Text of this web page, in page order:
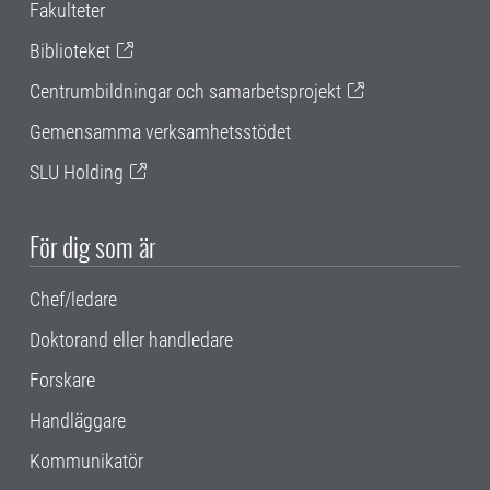
Fakulteter
Biblioteket
Centrumbildningar och samarbetsprojekt
Gemensamma verksamhetsstödet
SLU Holding
För dig som är
Chef/ledare
Doktorand eller handledare
Forskare
Handläggare
Kommunikatör